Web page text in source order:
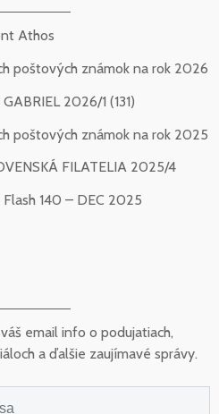
Athos
poštových známok na rok 2026
2026/1 (131)
poštových známok na rok 2025
FILATELIA 2025/4
140 – DEC 2025
email info o podujatiach,
a ďalšie zaujímavé správy.